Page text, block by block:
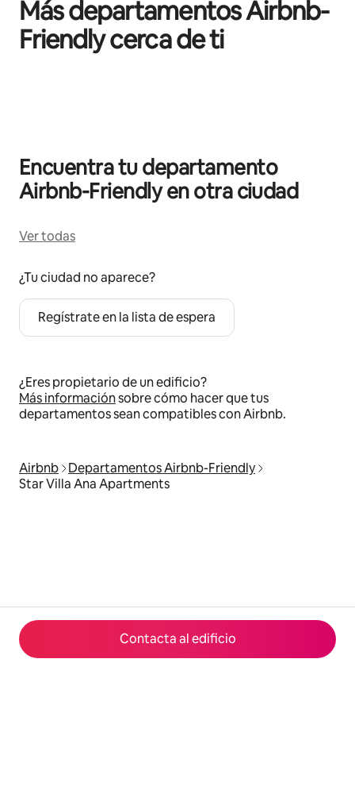
Contacta al edificio
Más departamentos Airbnb-
Friendly cerca de ti
Encuentra tu departamento
Airbnb-Friendly en otra ciudad
Ver todas
¿Tu ciudad no aparece?
Regístrate en la lista de espera
¿Eres propietario de un edificio?
Más informaciónsobre cómo hacer que tus
departamentos sean compatibles con Airbnb.
Airbnb
Departamentos Airbnb-Friendly
Star Villa Ana Apartments